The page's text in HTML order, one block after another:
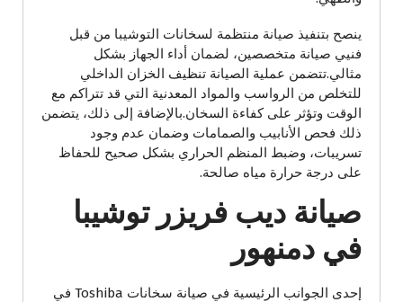
ينصح بتنفيذ صيانة منتظمة لسخانات التوشيبا من قبل
فنيي صيانة متخصصين، لضمان أداء الجهاز بشكل
مثالي.تتضمن عملية الصيانة تنظيف الخزان الداخلي
للتخلص من الرواسب والمواد المعدنية التي قد تتراكم مع
الوقت وتؤثر على كفاءة السخان.بالإضافة إلى ذلك، يتضمن
ذلك فحص الأنابيب والصمامات وضمان عدم وجود
تسريبات، وضبط المنظم الحراري بشكل صحيح للحفاظ
على درجة حرارة مياه صالحة.
صيانة ديب فريزر توشيبا
في دمنهور
إحدى الجوانب الرئيسية في صيانة سخانات Toshiba في